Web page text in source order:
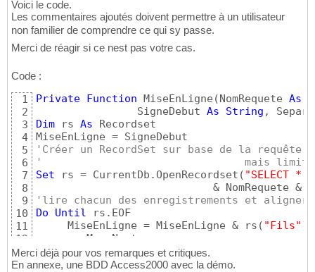
Voici le code.
Les commentaires ajoutés doivent permettre à un utilisateur
non familier de comprendre ce qui sy passe.
Merci de réagir si ce nest pas votre cas.
Code :
1
2
3
4
5
6
7
8
9
10
11
12
13
14
Private Function MiseEnLigne ( NomRequete As
                SigneDebut
As String ,
Dim rs As Recordset
'Créer un RecordSet sur base de la requête
'                                mais limitée au
Set rs = CurrentDb.OpenRecordset ( "SELECT *
                            & NomRequete &
'lire chacun des enregistrements et
Do
Until rs.EOF
     MiseEnLigne = MiseEnLigne & rs
( "Fils" )
Loop
'Supprimer le dernier Separateur et poser
Merci déjà pour vos remarques et critiques.
En annexe, une BDD Access2000 avec la démo.